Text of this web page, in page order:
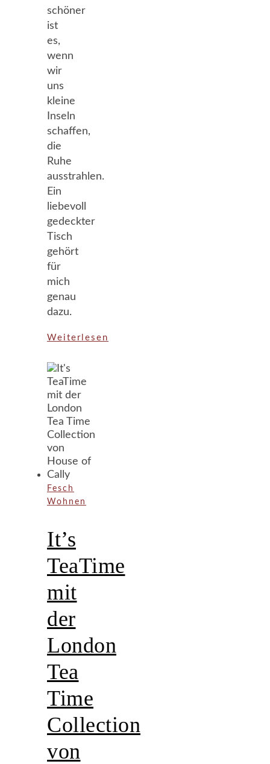
schöner
ist
es,
wenn
wir
uns
kleine
Inseln
schaffen,
die
Ruhe
ausstrahlen.
Ein
liebevoll
gedeckter
Tisch
gehört
für
mich
genau
dazu.
Weiterlesen
Fesch
Wohnen
It’s
TeaTime
mit
der
London
Tea
Time
Collection
von